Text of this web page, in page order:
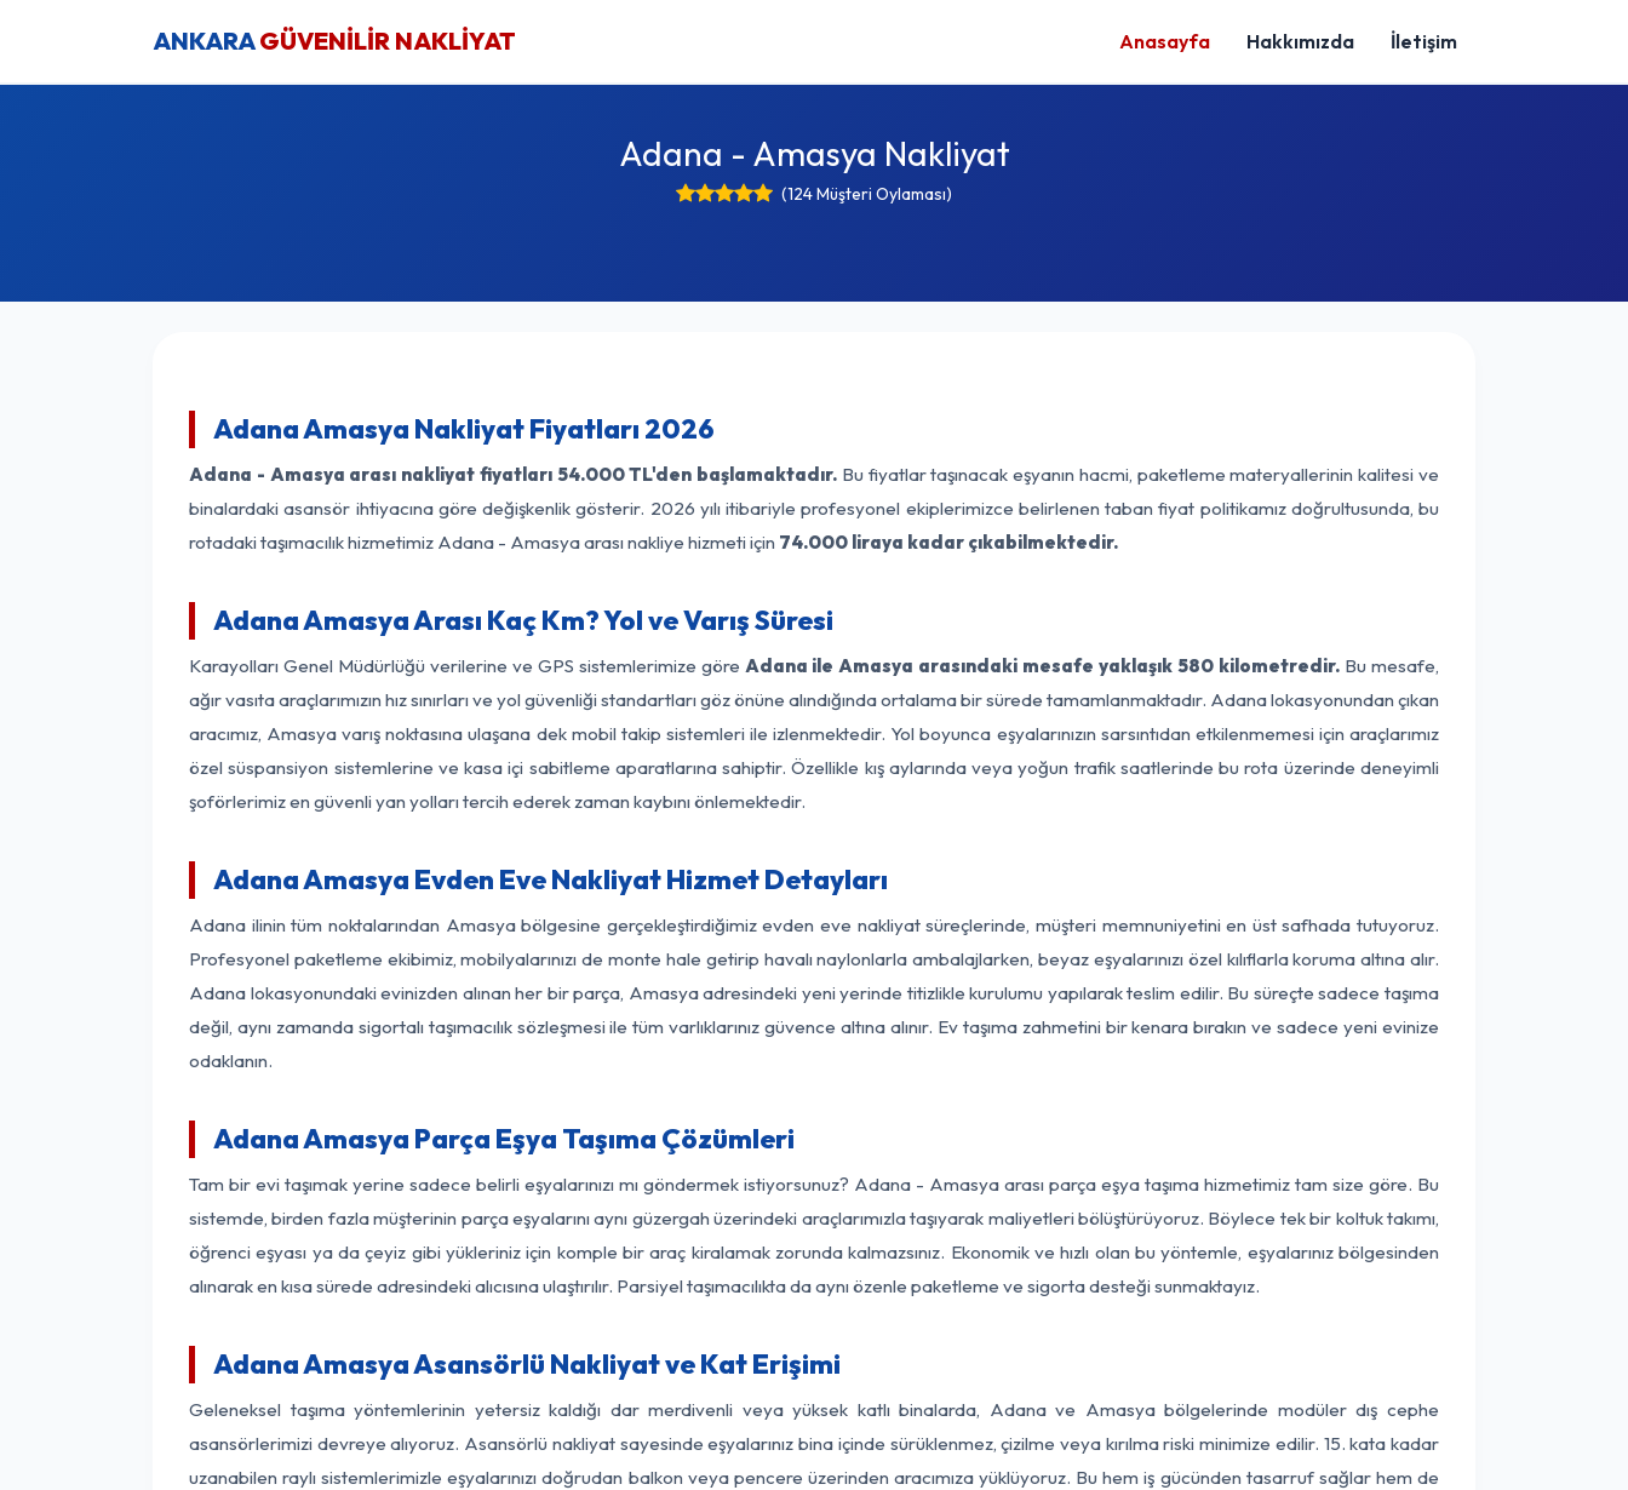
ANKARAGÜVENİLİR NAKLİYAT Anasayfa Hakkımızda İletişim
Adana - Amasya Nakliyat
(124 Müşteri Oylaması)
Adana Amasya Nakliyat Fiyatları 2026
Adana - Amasya arası nakliyat fiyatları 54.000 TL'den başlamaktadır. Bu fiyatlar taşınacak eşyanın hacmi, paketleme materyallerinin kalitesi ve
binalardaki asansör ihtiyacına göre değişkenlik gösterir. 2026 yılı itibariyle profesyonel ekiplerimizce belirlenen taban fiyat politikamız doğrultusunda, bu
rotadaki taşımacılık hizmetimiz Adana - Amasya arası nakliye hizmeti için 74.000 liraya kadar çıkabilmektedir.
Adana Amasya Arası Kaç Km? Yol ve Varış Süresi
Karayolları Genel Müdürlüğü verilerine ve GPS sistemlerimize göre Adana ile Amasya arasındaki mesafe yaklaşık 580 kilometredir. Bu mesafe,
ağır vasıta araçlarımızın hız sınırları ve yol güvenliği standartları göz önüne alındığında ortalama bir sürede tamamlanmaktadır. Adana lokasyonundan çıkan
aracımız, Amasya varış noktasına ulaşana dek mobil takip sistemleri ile izlenmektedir. Yol boyunca eşyalarınızın sarsıntıdan etkilenmemesi için araçlarımız
özel süspansiyon sistemlerine ve kasa içi sabitleme aparatlarına sahiptir. Özellikle kış aylarında veya yoğun trafik saatlerinde bu rota üzerinde deneyimli
şoförlerimiz en güvenli yan yolları tercih ederek zaman kaybını önlemektedir.
Adana Amasya Evden Eve Nakliyat Hizmet Detayları
Adana ilinin tüm noktalarından Amasya bölgesine gerçekleştirdiğimiz evden eve nakliyat süreçlerinde, müşteri memnuniyetini en üst safhada tutuyoruz.
Profesyonel paketleme ekibimiz, mobilyalarınızı de monte hale getirip havalı naylonlarla ambalajlarken, beyaz eşyalarınızı özel kılıflarla koruma altına alır.
Adana lokasyonundaki evinizden alınan her bir parça, Amasya adresindeki yeni yerinde titizlikle kurulumu yapılarak teslim edilir. Bu süreçte sadece taşıma
değil, aynı zamanda sigortalı taşımacılık sözleşmesi ile tüm varlıklarınız güvence altına alınır. Ev taşıma zahmetini bir kenara bırakın ve sadece yeni evinize
odaklanın.
Adana Amasya Parça Eşya Taşıma Çözümleri
Tam bir evi taşımak yerine sadece belirli eşyalarınızı mı göndermek istiyorsunuz? Adana - Amasya arası parça eşya taşıma hizmetimiz tam size göre. Bu
sistemde, birden fazla müşterinin parça eşyalarını aynı güzergah üzerindeki araçlarımızla taşıyarak maliyetleri bölüştürüyoruz. Böylece tek bir koltuk takımı,
öğrenci eşyası ya da çeyiz gibi yükleriniz için komple bir araç kiralamak zorunda kalmazsınız. Ekonomik ve hızlı olan bu yöntemle, eşyalarınız bölgesinden
alınarak en kısa sürede adresindeki alıcısına ulaştırılır. Parsiyel taşımacılıkta da aynı özenle paketleme ve sigorta desteği sunmaktayız.
Adana Amasya Asansörlü Nakliyat ve Kat Erişimi
Geleneksel taşıma yöntemlerinin yetersiz kaldığı dar merdivenli veya yüksek katlı binalarda, Adana ve Amasya bölgelerinde modüler dış cephe
asansörlerimizi devreye alıyoruz. Asansörlü nakliyat sayesinde eşyalarınız bina içinde sürüklenmez, çizilme veya kırılma riski minimize edilir. 15. kata kadar
uzanabilen raylı sistemlerimizle eşyalarınızı doğrudan balkon veya pencere üzerinden aracımıza yüklüyoruz. Bu hem iş gücünden tasarruf sağlar hem de